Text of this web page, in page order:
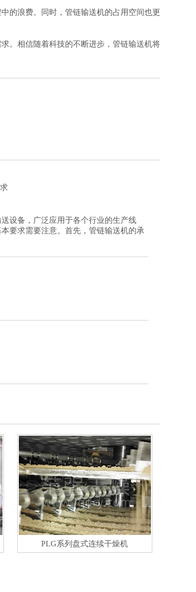
的浪费。同时，管链输送机的占用空间也更
。相信随着科技的不断进步，管链输送机将
设备，广泛应用于各个行业的生产线
要求需要注意。首先，管链输送机的承
PLG系列盘式连续干燥机